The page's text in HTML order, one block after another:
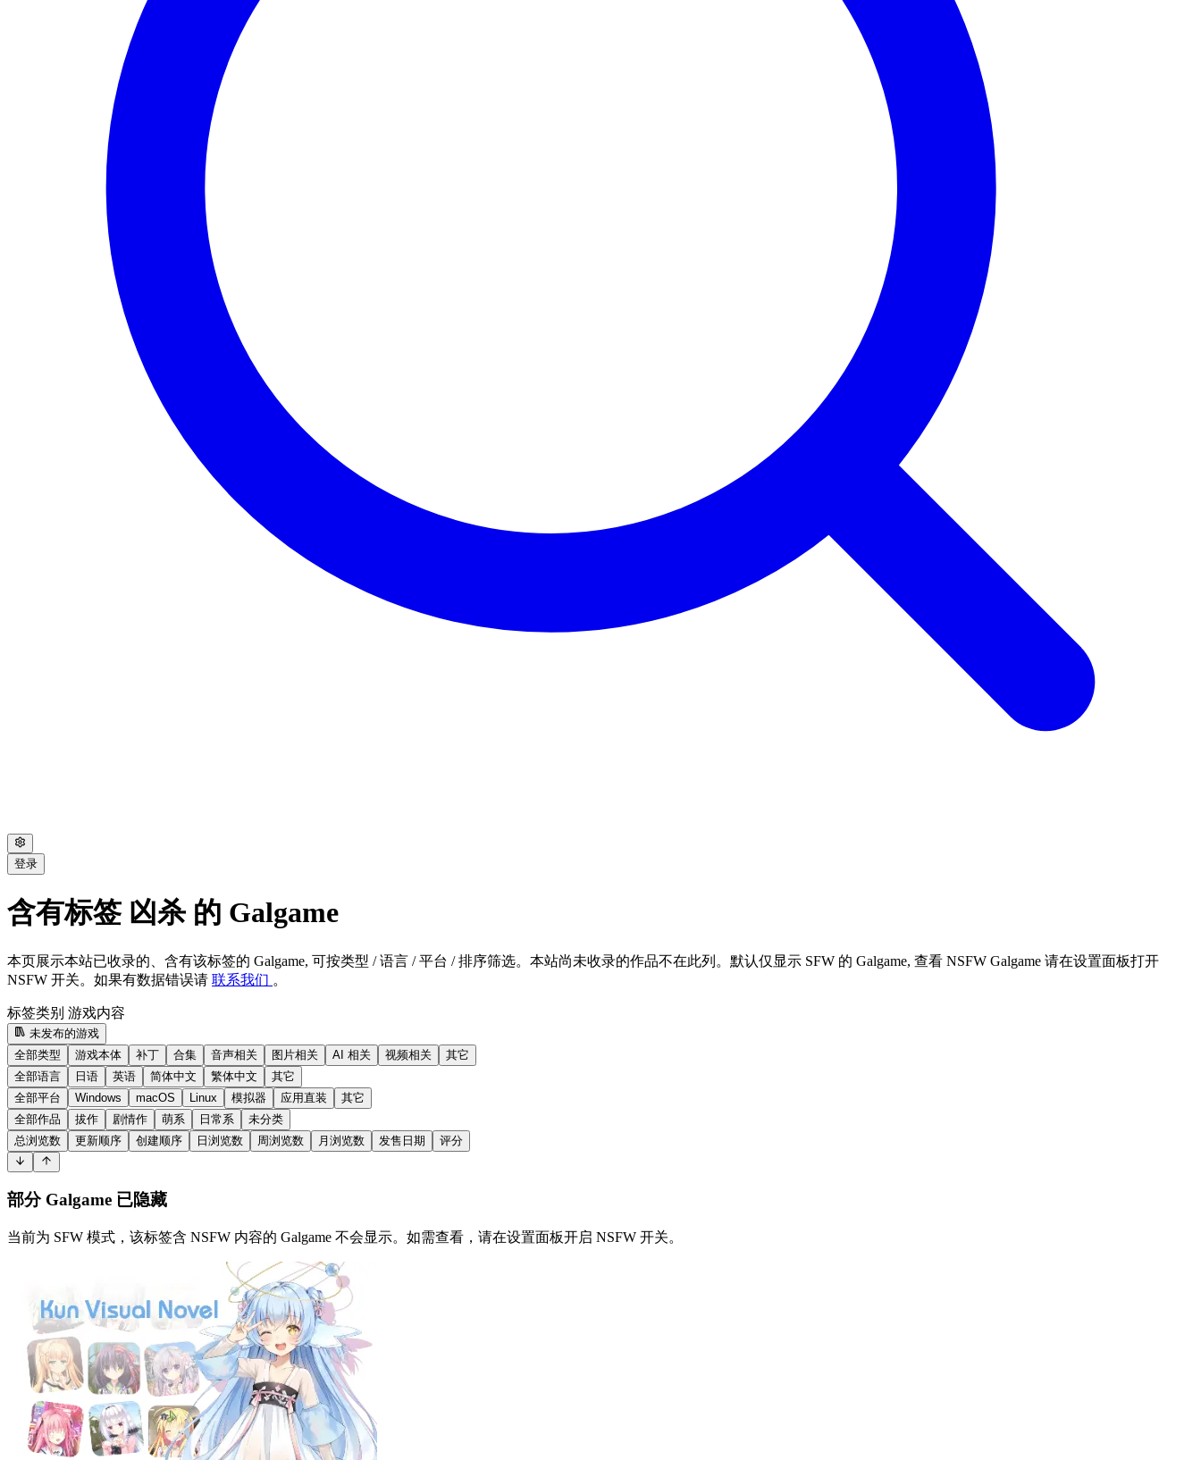
登录
含有标签 凶杀 的 Galgame
本页展示本站已收录的、含有该标签的 Galgame, 可按类型 / 语言 / 平台 / 排序筛选。本站尚未收录的作品不在此列。默认仅显示 SFW 的 Galgame, 查看 NSFW Galgame 请在设置面板打开
NSFW 开关。如果有数据错误请 联系我们 。
标签类别 游戏内容
未发布的游戏
全部类型
游戏本体 补丁 合集 音声相关 图片相关 AI 相关 视频相关
其它
全部语言
日语 英语 简体中文 繁体中文
其它
全部平台
Windows macOS Linux 模拟器 应用直装
其它
全部作品
拔作 剧情作 萌系 日常系
未分类
总浏览数
更新顺序 创建顺序 日浏览数 周浏览数 月浏览数 发售日期 评分
部分 Galgame 已隐藏
当前为 SFW 模式，该标签含 NSFW 内容的 Galgame 不会显示。如需查看，请在设置面板开启 NSFW 开关。